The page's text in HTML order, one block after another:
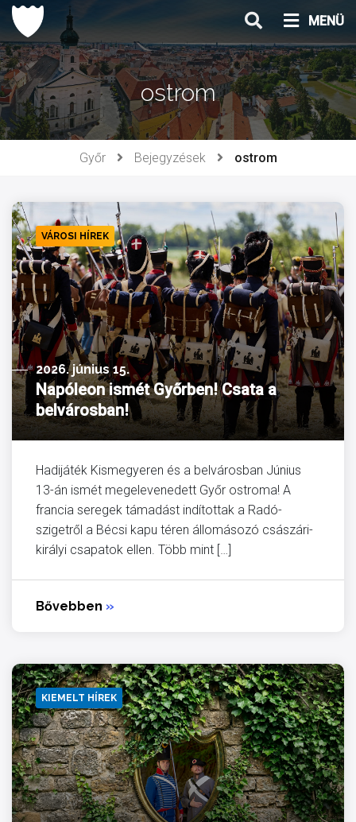
Ugrás
tartalomhoz
MENÜ
ostrom
Győr Bejegyzések ostrom
VÁROSI HÍREK
2026. június 15.
Napóleon ismét Győrben! Csata a
belvárosban!
Hadijáték Kismegyeren és a belvárosban Június
13-án ismét megelevenedett Győr ostroma! A
francia seregek támadást indítottak a Radó-
szigetről a Bécsi kapu téren állomásozó császári-
királyi csapatok ellen. Több mint […]
Bővebben »
KIEMELT HÍREK